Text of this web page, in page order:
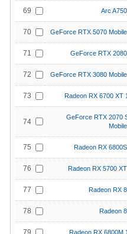
69 Arc
70 GeForce RTX 5070
71 GeForce RTX
72 GeForce RTX 3080
73 Radeon RX 6700 XT
74
GeForce RTX 2070
75 Radeon RX
76 Radeon RX 5700
77 Radeon RX
78 Radeon
79 Radeon RX 6800M